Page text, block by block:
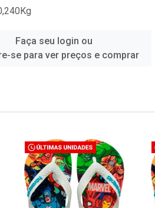
Faça seu login ou
se para ver preços e comprar